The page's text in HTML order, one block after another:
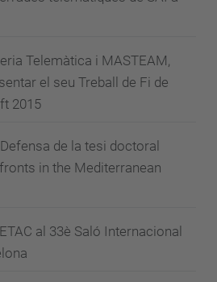
Telemàtica i MASTEAM,
el seu Treball de Fi de
2015
de la tesi doctoral
in the Mediterranean
al 33è Saló Internacional